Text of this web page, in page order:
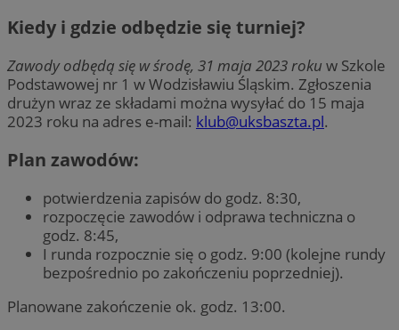
Kiedy i gdzie odbędzie się turniej?
Zawody odbędą się w środę, 31 maja 2023 roku w Szkole
Podstawowej nr 1 w Wodzisławiu Śląskim. Zgłoszenia
drużyn wraz ze składami można wysyłać do 15 maja
2023 roku na adres e-mail: klub@uksbaszta.pl.
Plan zawodów:
potwierdzenia zapisów do godz. 8:30,
rozpoczęcie zawodów i odprawa techniczna o
godz. 8:45,
I runda rozpocznie się o godz. 9:00 (kolejne rundy
bezpośrednio po zakończeniu poprzedniej).
Planowane zakończenie ok. godz. 13:00.